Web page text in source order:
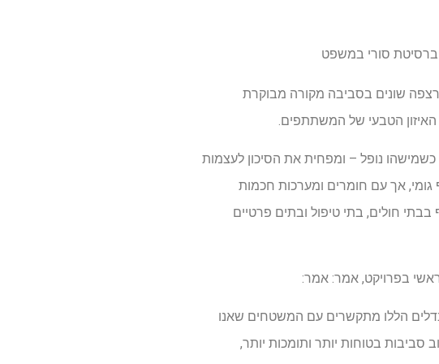
סורי במשפט
רצפה שונים בסביבה מקורה מבוקרת
הטבעי של המשתתפים.
נופל – ומפחית את הסיכון לעצמות
גומי, אך עם חומרים ומערכות חכמות
חולים, בתי טיפול ובתים פרטיים
בפרויקט, אמר: אמר:
הללו מתקשרים עם המשטחים שאנו
סביבות בטוחות יותר ותומכות יותר,